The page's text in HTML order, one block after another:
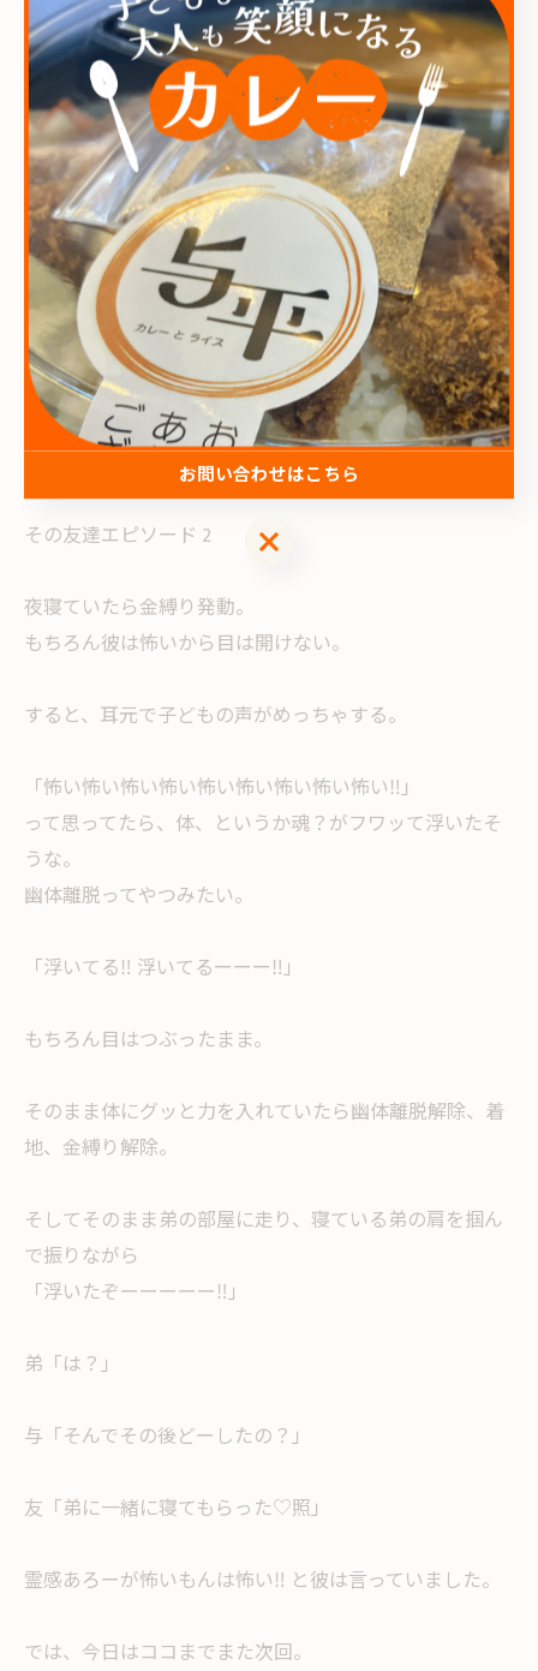
その見ない方向にボクも気配を感じる。
与「アッチにいるの？」
友「おらん‼︎」 (ちなみにソイツは関西人)
「おらんし何も言われてない‼︎」
与「話しかけられてんじゃねーか‼︎笑」
浮遊霊？ってのは目が合うと『あ‼︎ コイツ見えてるな⁈』
ってなって寄ってくるんですって。
そんでそーいった時はだいたい『おい、見えてるんだ
ろ？お前だよ』ってしつこく絡まれるんですって。
その友達エピソード 2
夜寝ていたら金縛り発動。
もちろん彼は怖いから目は開けない。
すると、耳元で子どもの声がめっちゃする。
「怖い怖い怖い怖い怖い怖い怖い怖い怖い‼︎」
って思ってたら、体、というか魂？がフワッて浮いたそ
うな。
幽体離脱ってやつみたい。
「浮いてる‼︎ 浮いてるーーー‼︎」
もちろん目はつぶったまま。
そのまま体にグッと力を入れていたら幽体離脱解除、着
地、金縛り解除。
そしてそのまま弟の部屋に走り、寝ている弟の肩を掴ん
で振りながら
「浮いたぞーーーーー‼︎」
弟「は？」
与「そんでその後どーしたの？」
友「弟に一緒に寝てもらった♡照」
霊感あろーが怖いもんは怖い‼︎ と彼は言っていました。
では、今日はココまでまた次回。
お問い合わせはこちら
お問い合わせはこちら